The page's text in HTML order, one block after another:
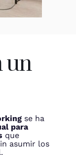
un
se ha
para
que
asumir los